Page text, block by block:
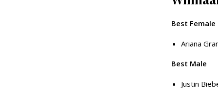
Best Female
Ariana
Best Male
Justin